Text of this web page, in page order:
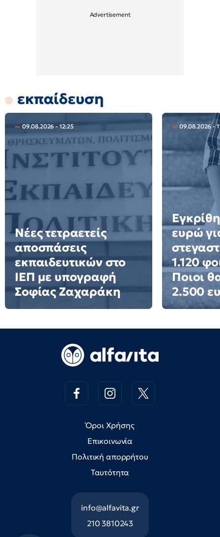
εκπαίδευση
09.08.2026 - 12:25
Νέες τετραετείς
αποσπάσεις
εκπαιδευτικών στο
ΙΕΠ με υπογραφή
Σοφίας Ζαχαράκη
09.08.2026 -
ευρώ
1.120
Ποιοι
2.500
Όροι Χρήσης
Επικοινωνία
Πολιτική απορρήτου
Ταυτότητα
info@alfavita.gr
210 3810243